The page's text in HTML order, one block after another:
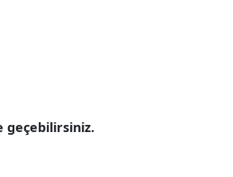
geçebilirsiniz.